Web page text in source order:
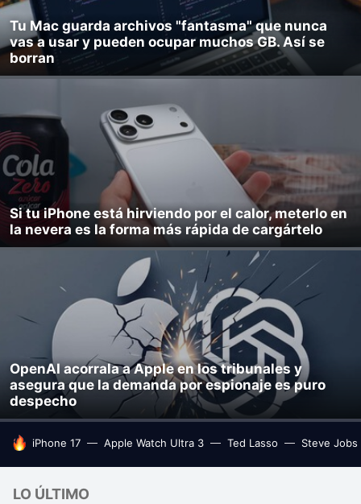
Tu Mac guarda archivos "fantasma" que nunca
vas a usar y pueden ocupar muchos GB. Así se
borran
Si tu iPhone está hirviendo por el calor, meterlo en
la nevera es la forma más rápida de cargártelo
OpenAI acorrala a Apple en los tribunales y
asegura que la demanda por espionaje es puro
despecho
HOY SE HABLA DE
iPhone 17 Apple Watch Ultra 3 Ted Lasso Steve Jobs
LO ÚLTIMO